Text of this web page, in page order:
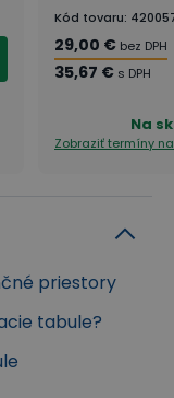
Kód tovaru:
29,00 € bez DPH
35,67 € s DPH
Na
Zobraziť termíny
priestory
tabule?